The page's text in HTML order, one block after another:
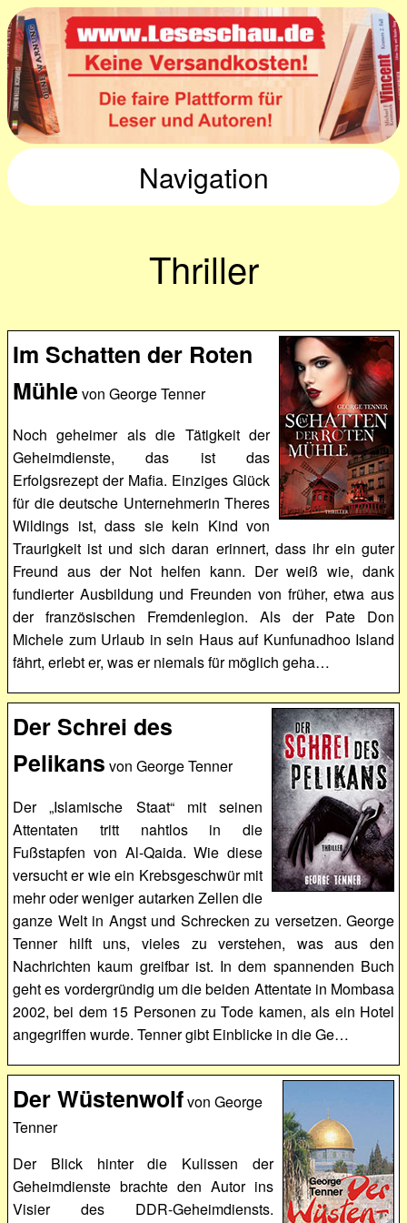
Navigation
Thriller
Im Schatten der Roten
Mühle von George Tenner
Noch geheimer als die Tätigkeit der
Geheimdienste, das ist das
Erfolgsrezept der Mafia. Einziges Glück
für die deutsche Unternehmerin Theres
Wildings ist, dass sie kein Kind von
Traurigkeit ist und sich daran erinnert, dass ihr ein guter
Freund aus der Not helfen kann. Der weiß wie, dank
fundierter Ausbildung und Freunden von früher, etwa aus
der französischen Fremdenlegion. Als der Pate Don
Michele zum Urlaub in sein Haus auf Kunfunadhoo Island
fährt, erlebt er, was er niemals für möglich geha…
Der Schrei des
Pelikans von George Tenner
Der „Islamische Staat“ mit seinen
Attentaten tritt nahtlos in die
Fußstapfen von Al-Qaida. Wie diese
versucht er wie ein Krebsgeschwür mit
mehr oder weniger autarken Zellen die
ganze Welt in Angst und Schrecken zu versetzen. George
Tenner hilft uns, vieles zu verstehen, was aus den
Nachrichten kaum greifbar ist. In dem spannenden Buch
geht es vordergründig um die beiden Attentate in Mombasa
2002, bei dem 15 Personen zu Tode kamen, als ein Hotel
angegriffen wurde. Tenner gibt Einblicke in die Ge…
Der Wüstenwolfvon George
Tenner
Der Blick hinter die Kulissen der
Geheimdienste brachte den Autor ins
Visier des DDR-Geheimdiensts.